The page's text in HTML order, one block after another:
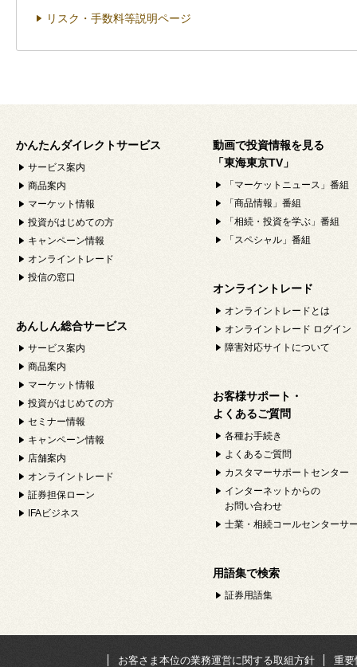
リスク・手数料等説明ページ
かんたんダイレクトサービス
サービス案内
商品案内
マーケット情報
投資がはじめての方
キャンペーン情報
オンライントレード
投信の窓口
あんしん総合サービス
サービス案内
商品案内
マーケット情報
投資がはじめての方
セミナー情報
キャンペーン情報
店舗案内
オンライントレード
証券担保ローン
IFAビジネス
動画で投資情報を見る
「東海東京TV」
「マーケットニュース」番組
「商品情報」番組
「相続・投資を学ぶ」番組
「スペシャル」番組
オンライントレード
オンライントレードとは
オンライントレード ログイン
障害対応サイトについて
お客様サポート・
よくあるご質問
各種お手続き
よくあるご質問
カスタマーサポートセンター
インターネットからの
お問い合わせ
士業・相続コールセンターサ
用語集で検索
証券用語集
お客さま本位の業務運営に関する取組方針
重要